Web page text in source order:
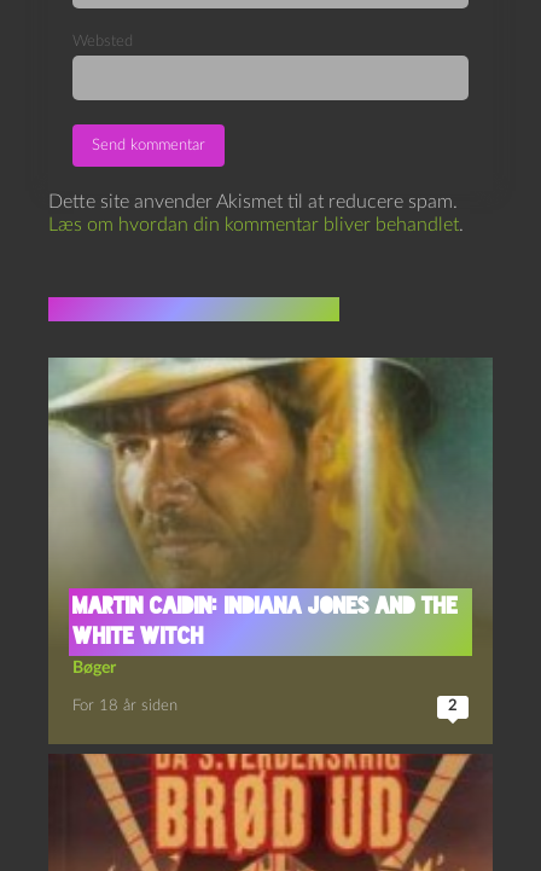
Websted
Dette site anvender Akismet til at reducere spam.
Læs om hvordan din kommentar bliver behandlet.
Martin Caidin: Indiana Jones and the
White Witch
Bøger
For 18 år siden 2